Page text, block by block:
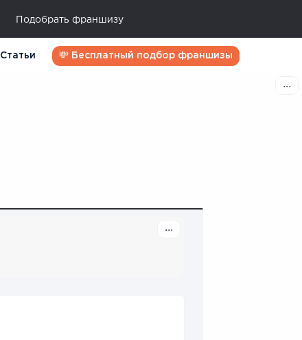
Подобрать франшизу
Статьи 💸 Бесплатный подбор франшизы